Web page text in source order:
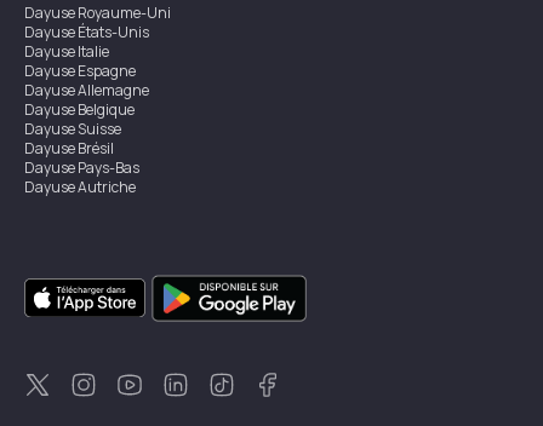
DayuseRoyaume-Uni
DayuseÉtats-Unis
DayuseItalie
DayuseEspagne
DayuseAllemagne
DayuseBelgique
DayuseSuisse
DayuseBrésil
DayusePays-Bas
DayuseAutriche
DayuseSingapour
DayuseSuède
DayuseThaïlande
DayuseNouvelle-Zélande
DayuseTurquie